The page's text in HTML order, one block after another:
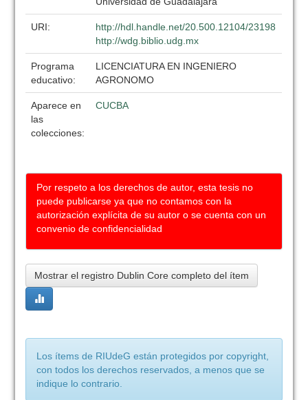
URI:
http://hdl.handle.net/20.500.12104/23198
http://wdg.biblio.udg.mx
Programa
educativo:
LICENCIATURA EN INGENIERO
AGRONOMO
Aparece en
las
colecciones:
CUCBA
Por respeto a los derechos de autor, esta tesis no
puede publicarse ya que no contamos con la
autorización explícita de su autor o se cuenta con un
convenio de confidencialidad
Mostrar el registro Dublin Core completo del ítem
Los ítems de RIUdeG están protegidos por copyright,
con todos los derechos reservados, a menos que se
indique lo contrario.